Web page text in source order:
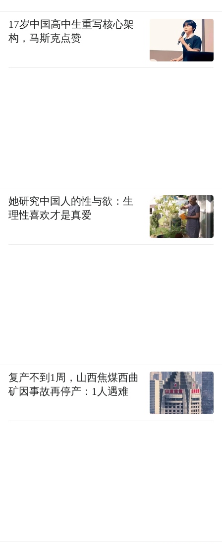
17岁中国高中生重写核心架
构，马斯克点赞
她研究中国人的性与欲：生
理性喜欢才是真爱
复产不到1周，山西焦煤西曲
矿因事故再停产：1人遇难